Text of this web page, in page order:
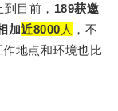
目前， 189获邀
加近8000 人 ，不
地点和环境也比